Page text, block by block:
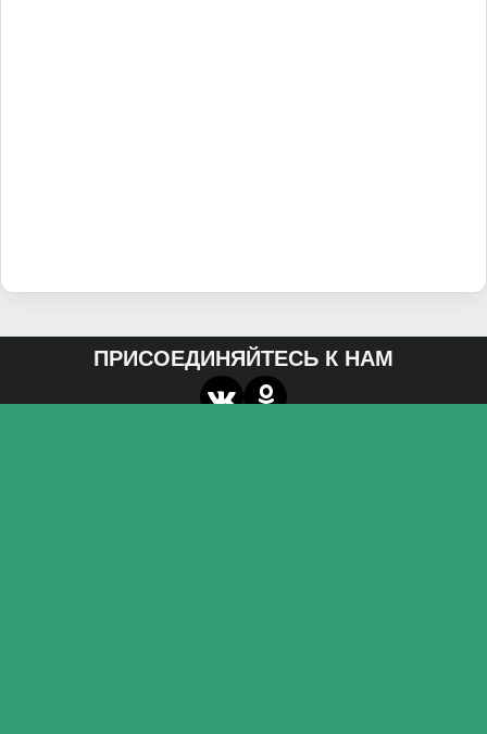
ПРИСОЕДИНЯЙТЕСЬ К НАМ